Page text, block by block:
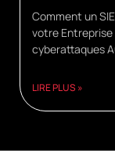
Comment un
votre Entreprise
cyberattaques
LIRE PLUS »